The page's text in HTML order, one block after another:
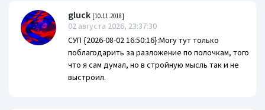
gluck [10.11.2018]
02 августа 2026, 23:37:30
СУП {2026-08-02 16:50:16}:Могу тут только
поблагодарить за разложение по полочкам, того
что я сам думал, но в стройную мысль так и не
выстроил.